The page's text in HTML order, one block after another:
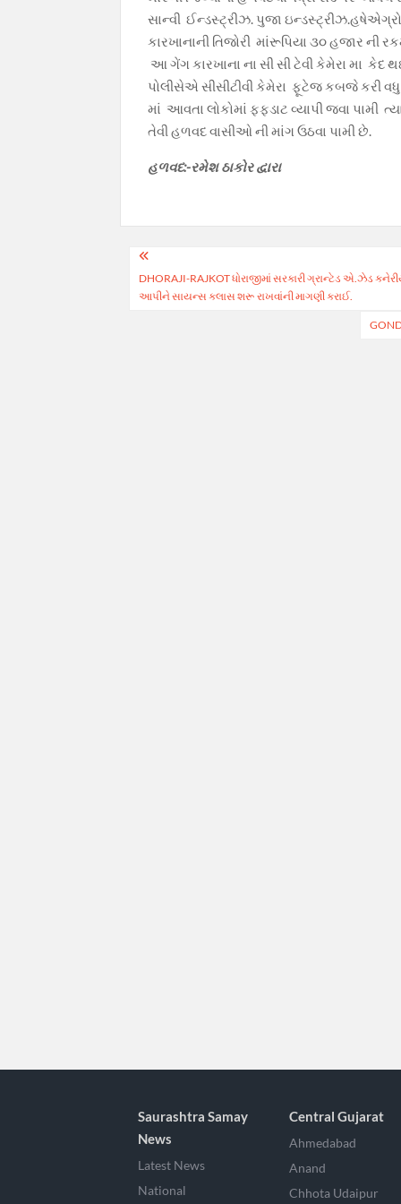
સાન્વી ઈન્ડસ્ટ્રીઝ. પુજા ઇન્ડસ્ટ્રીઝ.હષેએગ્રો‌
કારખાનાની તિજોરી માંરૂપિયા ૩૦ હજાર ની
આ ગેંગ કારખાના ના સી સી ટેવી કેમેરા ‌મા કેદ
પોલીસેએ સીસીટીવી કેમેરા ફૂટેજ કબજે કરી
માં આવતા લોકોમાં ફફડાટ વ્યાપી જવા પામી
તેવી હળવદ વાસીઓ ની માંગ ઉઠવા પામી છે.
હળવદ:-રમેશ ઠાકોર દ્વારા
Post
navigation
DHORAJI-RAJKOT ધોરાજીમાં સરકારી ગ્રાન્ટેડ એ.ઝેડ
આપીને સાયન્સ કલાસ શરૂ રાખવાંની માગણી કરાઈ.
Saurashtra Samay
News
Latest News
National
Central Gujarat
Ahmedabad
Anand
Chhota Udaipur